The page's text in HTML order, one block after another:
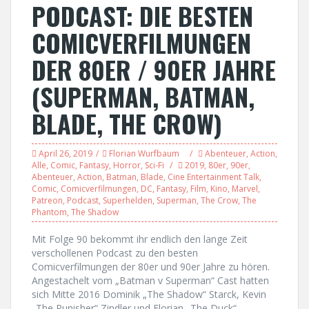
PODCAST: DIE BESTEN
COMICVERFILMUNGEN
DER 80ER / 90ER JAHRE
(SUPERMAN, BATMAN,
BLADE, THE CROW)
April 26, 2019 Florian Wurfbaum Abenteuer, Action,
Alle, Comic, Fantasy, Horror, Sci-Fi 2019, 80er, 90er,
Abenteuer, Action, Batman, Blade, Cine Entertainment Talk,
Comic, Comicverfilmungen, DC, Fantasy, Film, Kino, Marvel,
Patreon, Podcast, Superhelden, Superman, The Crow, The
Phantom, The Shadow
Mit Folge 90 bekommt ihr endlich den lange Zeit
verschollenen Podcast zu den besten
Comicverfilmungen der 80er und 90er Jahre zu hören.
Angestachelt vom „Batman v Superman“ Cast hatten
sich Mitte 2016 Dominik „The Shadow“ Starck, Kevin